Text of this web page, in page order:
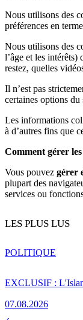
Nous utilisons des
préférences en
Nous utilisons des
l’âge et les intérêts)
restez, quelles
Il n’est pas
certaines options
Les informations
à d’autres fins que
Comment gérer les
Vous pouvez gérer
plupart des
services ou
LES PLUS LUS
EXCLUSIF :
07.08.2026
POLITIQUE